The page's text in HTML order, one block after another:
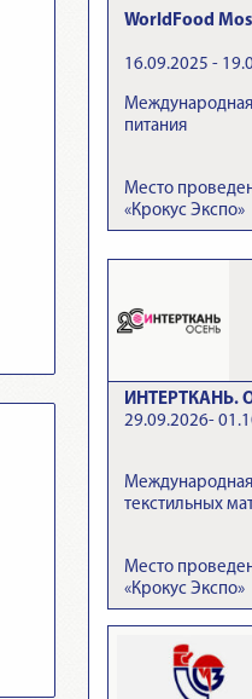
WorldFood
16.09.2025 -
питания
Место
«Крокус Экспо»
ИНТЕРТКАНЬ.
29.09.2026-
Международная
текстильных
Место
«Крокус Экспо»